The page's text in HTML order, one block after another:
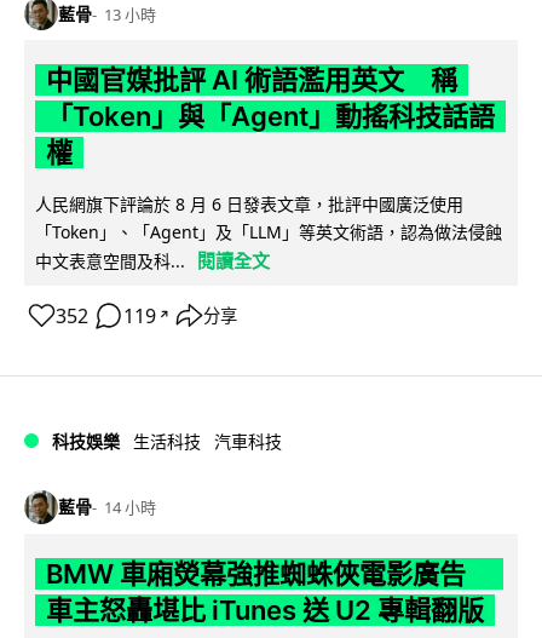
藍骨 13 小時
中國官媒批評 AI 術語濫用英文 稱
「Token」與「Agent」動搖科技話語
權
人民網旗下評論於 8 月 6 日發表文章，批評中國廣泛使用
「Token」、「Agent」及「LLM」等英文術語，認為做法侵蝕
中文表意空間及科...
閱讀全文
352 119 ↗ 分享
科技娛樂 生活科技 汽車科技
藍骨 14 小時
BMW 車廂熒幕強推蜘蛛俠電影廣告
車主怒轟堪比 iTunes 送 U2 專輯翻版